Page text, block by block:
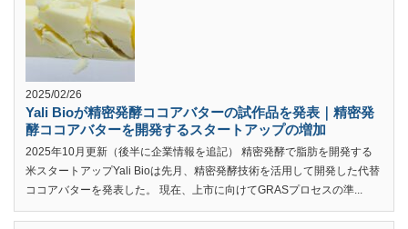
2025/02/26
Yali Bioが精密発酵ココアバターの試作品を発表｜精密発
酵ココアバターを開発するスタートアップの増加
2025年10月更新（後半に企業情報を追記） 精密発酵で脂肪を開発する
米スタートアップYali Bioは先月、精密発酵技術を活用して開発した代替
ココアバターを発表した。 現在、上市に向けてGRASプロセスの準...